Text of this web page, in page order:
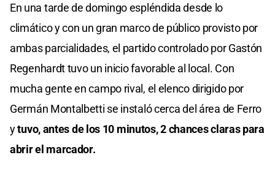
En una tarde de domingo espléndida desde lo
climático y con un gran marco de público provisto por
ambas parcialidades, el partido controlado por Gastón
Regenhardt tuvo un inicio favorable al local. Con
mucha gente en campo rival, el elenco dirigido por
Germán Montalbetti se instaló cerca del área de Ferro
ytuvo, antes de los 10 minutos, 2 chances claras para
abrir el marcador.